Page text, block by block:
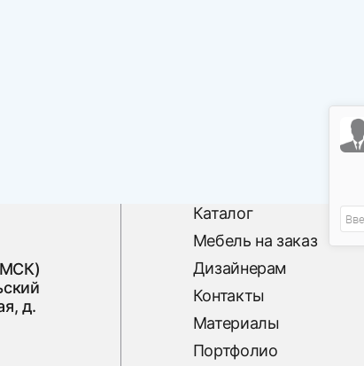
МСК)
д.
Каталог
Мебель на заказ
Дизайнерам
Контакты
Материалы
Портфолио